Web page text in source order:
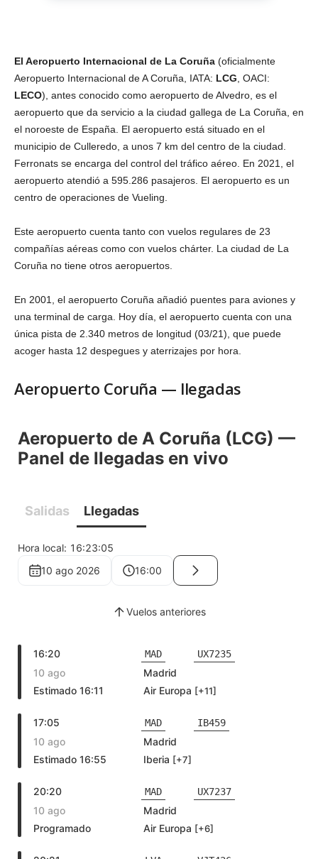
El Aeropuerto Internacional de La Coruña (oficialmente
Aeropuerto Internacional de A Coruña, IATA: LCG , OACI:
LECO), antes conocido como aeropuerto de Alvedro, es el
aeropuerto que da servicio a la ciudad gallega de La Coruña, en
el noroeste de España. El aeropuerto está situado en el
municipio de Culleredo, a unos 7 km del centro de la ciudad.
Ferronats se encarga del control del tráfico aéreo. En 2021, el
aeropuerto atendió a 595.286 pasajeros. El aeropuerto es un
centro de operaciones de Vueling.
Este aeropuerto cuenta tanto con vuelos regulares de 23
compañías aéreas como con vuelos chárter. La ciudad de La
Coruña no tiene otros aeropuertos.
En 2001, el aeropuerto Coruña añadió puentes para aviones y
una terminal de carga. Hoy día, el aeropuerto cuenta con una
única pista de 2.340 metros de longitud (03/21), que puede
acoger hasta 12 despegues y aterrizajes por hora.
Aeropuerto Coruña — llegadas